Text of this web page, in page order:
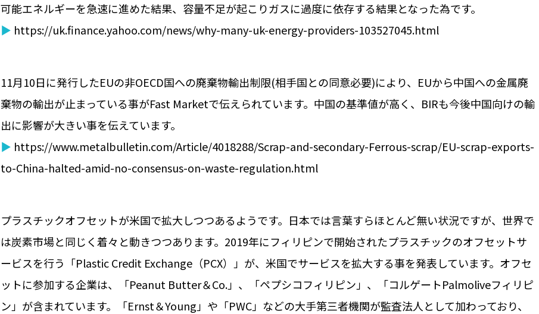
可能エネルギーを急速に進めた結果、容量不足が起こりガスに過度に依存する結果となった為です。
▶ https://uk.finance.yahoo.com/news/why-many-uk-energy-providers-103527045.html
11月10日に発行したEUの非OECD国への廃棄物輸出制限(相手国との同意必要)により、EUから中国への金属廃
棄物の輸出が止まっている事がFast Marketで伝えられています。中国の基準値が高く、BIRも今後中国向けの輸
出に影響が大きい事を伝えています。
▶ https://www.metalbulletin.com/Article/4018288/Scrap-and-secondary-Ferrous-scrap/EU-scrap-exports-
to-China-halted-amid-no-consensus-on-waste-regulation.html
プラスチックオフセットが米国で拡大しつつあるようです。日本では言葉すらほとんど無い状況ですが、世界で
は炭素市場と同じく着々と動きつつあります。2019年にフィリピンで開始されたプラスチックのオフセットサ
ービスを行う「Plastic Credit Exchange（PCX）」が、米国でサービスを拡大する事を発表しています。オフセ
ットに参加する企業は、「Peanut Butter＆Co.」、「ペプシコフィリピン」、「コルゲートPalmoliveフィリピ
ン」が含まれています。「Ernst＆Young」や「PWC」などの大手第三者機関が監査法人として加わっており、